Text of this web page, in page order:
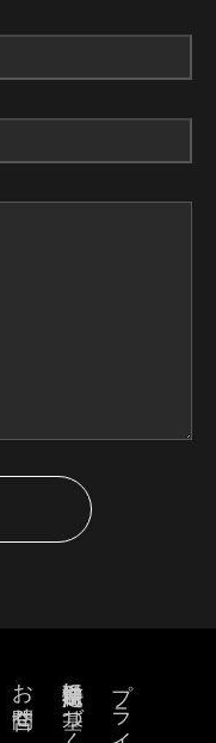
特定商取引法に基づく表記
お問合せ